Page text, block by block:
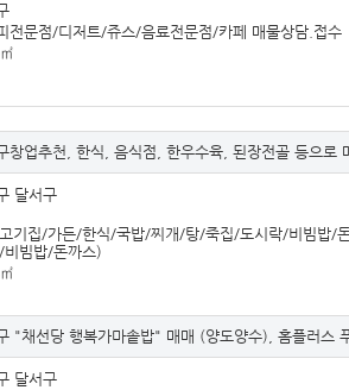
전문점/디저트/쥬스/음료전문점/카페 매물상담.접수
창업추천, 한식, 음식점, 한우수육, 된장전골 등으로
달서구
기집/가든/한식/국밥/찌개/탕/죽집/도시락/비빔밥/
빔밥/돈까스)
"채선당 행복가마솥밥" 매매 (양도양수), 홈플러스
달서구